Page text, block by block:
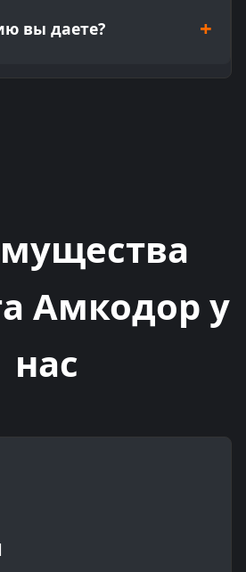
НДС.
вы даете?
узлов (ГМП, Двигатель,
Амкодор у
нас